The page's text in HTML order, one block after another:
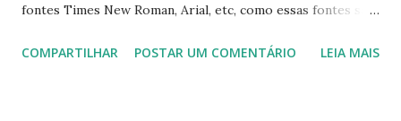
fontes Times New Roman, Arial, etc, como essas fontes são
a Associação Brasileira de Normas Técnicas (ABNT), exige
COMPARTILHAR POSTAR UM COMENTÁRIO LEIA MAIS